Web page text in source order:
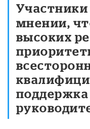
мнении,
высоких
поддержка